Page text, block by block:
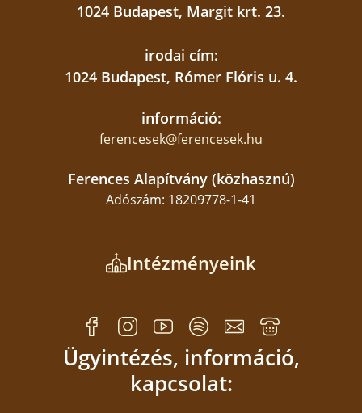
1024 Budapest, Margit krt. 23.
irodai cím:
1024 Budapest, Rómer Flóris u. 4.
információ:
ferencesek@ferencesek.hu
Ferences Alapítvány (közhasznú)
Adószám: 18209778-1-41
Intézményeink
Ügyintézés, információ,
kapcsolat: